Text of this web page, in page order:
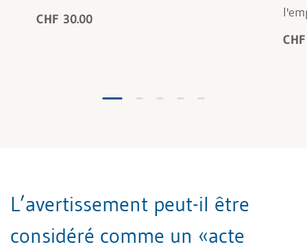
CHF 30.00
L’avertissement peut-il être
considéré comme un «acte